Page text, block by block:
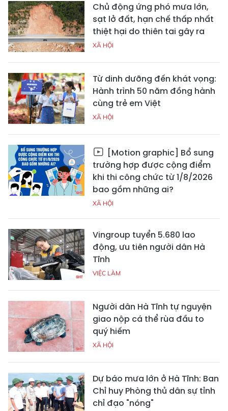
Chủ động ứng phó mưa lớn,
sạt lở đất, hạn chế thấp nhất
thiệt hại do thiên tai gây ra
XÃ HỘI
Từ dinh dưỡng đến khát vọng:
Hành trình 50 năm đồng hành
cùng trẻ em Việt
XÃ HỘI
[Motion graphic] Bổ sung
trường hợp được cộng điểm
khi thi công chức từ 1/8/2026
bao gồm những ai?
XÃ HỘI
Vingroup tuyển 5.680 lao
động, ưu tiên người dân Hà
Tĩnh
VIỆC LÀM
Người dân Hà Tĩnh tự nguyện
giao nộp cá thể rùa đầu to
quý hiếm
XÃ HỘI
Dự báo mưa lớn ở Hà Tĩnh: Ban
Chỉ huy Phòng thủ dân sự tỉnh
chỉ đạo "nóng"